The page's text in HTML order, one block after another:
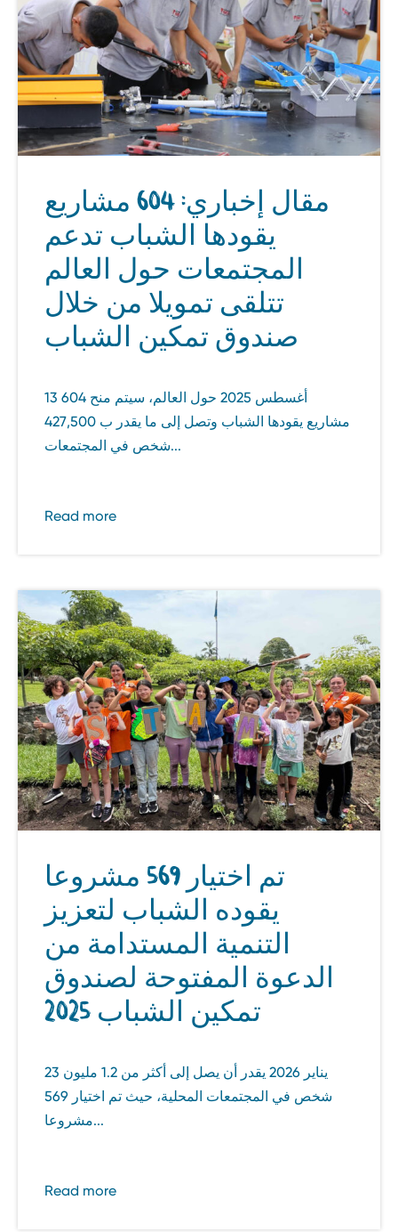
مقال إخباري: 604 مشاريع
يقودها الشباب تدعم
المجتمعات حول العالم
تتلقى تمويلا من خلال
صندوق تمكين الشباب
13 أغسطس 2025 حول العالم، سيتم منح 604
مشاريع يقودها الشباب وتصل إلى ما يقدر ب 427,500
Read more
تم اختيار 569 مشروعا
يقوده الشباب لتعزيز
التنمية المستدامة من
الدعوة المفتوحة لصندوق
تمكين الشباب 2025
23 يناير 2026 يقدر أن يصل إلى أكثر من 1.2 مليون
شخص في المجتمعات المحلية، حيث تم اختيار 569
Read more